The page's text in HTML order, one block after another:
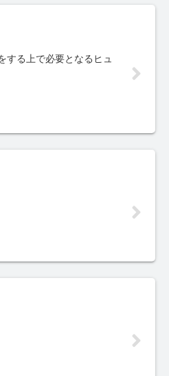
する上で必要となるヒュ